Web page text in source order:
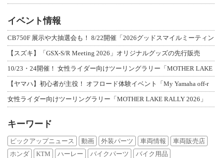
イベント情報
CB750F 展示や大抽選会も！ 8/22開催「2026グッドスマイルミーティン
【スズキ】「GSX-S/R Meeting 2026」オリジナルグッズの先行販売
10/23・24開催！ 女性ライダー向けツーリングラリー「MOTHER LAKE
【ヤマハ】初心者が主役！ オフロード体験イベント「My Yamaha off-r
女性ライダー向けツーリングラリー「MOTHER LAKE RALLY 2026」
キーワード
ピックアップニュース 動画 外装パーツ 車両情報
車両販売店
ホンダ
KTM ハーレー バイクパーツ
バイク用品